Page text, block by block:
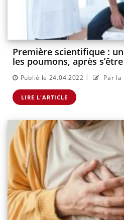
Première scientifique :
les poumons, après
Publié le 24.04.2022 | Par la
LIRE L'ARTICLE